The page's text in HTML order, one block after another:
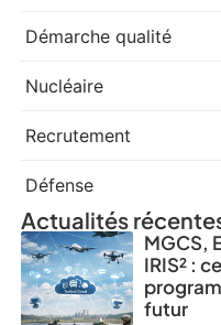
Démarche qualité
Nucléaire
Recrutement
Défense
Actualités
MGCS,
IRIS² :
futur